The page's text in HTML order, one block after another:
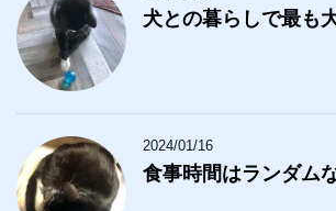
犬との暮らしで最も
2024/01/16
食事時間はランダム